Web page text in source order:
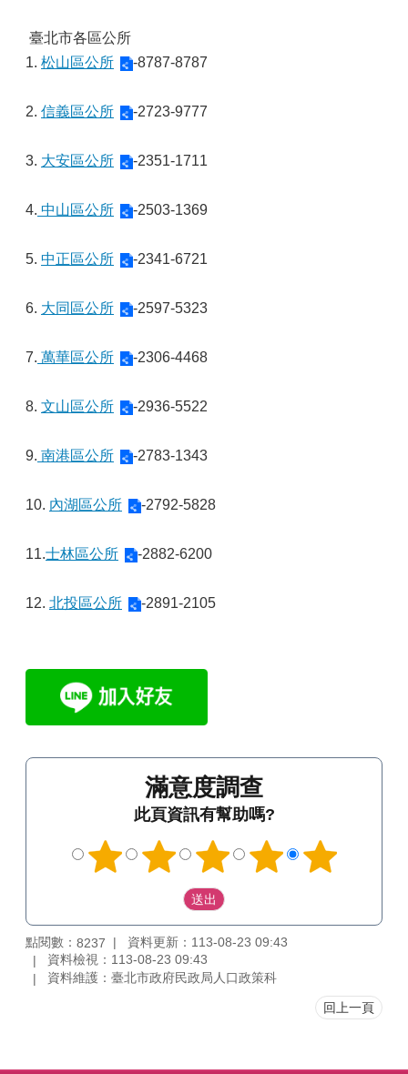
臺北市各區公所
1. 松山區公所 -8787-8787
2. 信義區公所 -2723-9777
3. 大安區公所 -2351-1711
4. 中山區公所 -2503-1369
5. 中正區公所 -2341-6721
6. 大同區公所 -2597-5323
7. 萬華區公所 -2306-4468
8. 文山區公所 -2936-5522
9. 南港區公所 -2783-1343
10. 內湖區公所 -2792-5828
11.士林區公所 -2882-6200
12. 北投區公所 -2891-2105
滿意度調查
此頁資訊有幫助嗎?
點閱數： 8237
資料更新：113-08-23 09:43
資料檢視：113-08-23 09:43
資料維護：臺北市政府民政局人口政策科
回上一頁